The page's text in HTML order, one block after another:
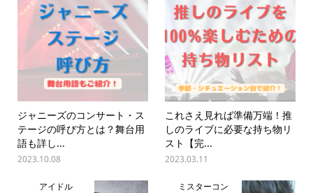
ジャニーズのコンサート・ス
テージの呼び方とは？舞台用
語も詳し...
2023.10.08
これさえ見れば準備万端！推
しのライブに必要な持ち物リ
スト【完...
2023.03.11
アイドル ミスターコン